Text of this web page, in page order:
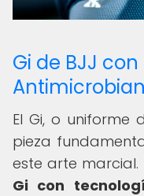
Gi de BJJ
El Gi, o uniforme
pieza
este arte marcial.
Gi con